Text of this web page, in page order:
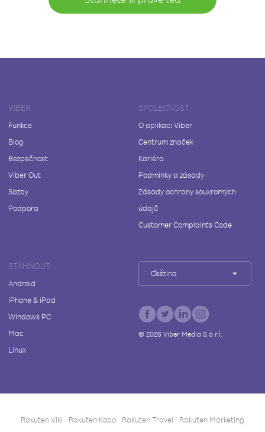
VIBER
Funkce
Blog
Bezpečnost
Viber Out
Sazby
Podpora
SPOLEČNOST
O aplikaci Viber
Centrum značek
Kariéra
Podmínky a zásady
Zásady ochrany soukromých
údajů
Customer Complaints Code
STÁHNOUT
Android
iPhone & iPad
Windows PC
Mac
Linux
Čeština
© 2026Viber Media S.à r.l.
Rakuten Viki Rakuten Kobo Rakuten Travel Rakuten Marketing